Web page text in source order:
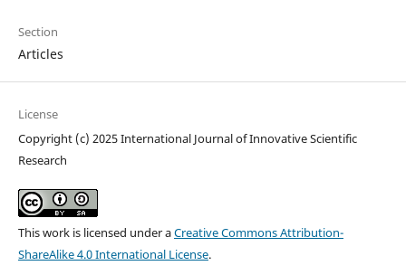
Section
Articles
License
Copyright (c) 2025 International Journal of Innovative Scientific
Research
This work is licensed under aCreative Commons Attribution-
ShareAlike 4.0 International License.